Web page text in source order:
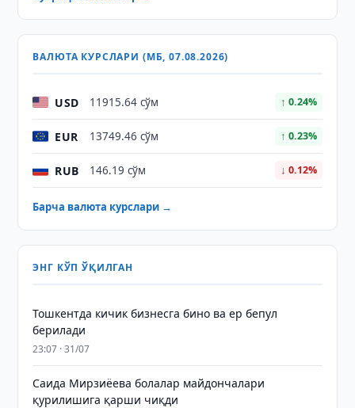
ВАЛЮТА КУРСЛАРИ (МБ, 07.08.2026)
USD 11915.64 сўм ↑ 0.24%
EUR 13749.46 сўм ↑ 0.23%
RUB 146.19 сўм ↓ 0.12%
Барча валюта курслари →
ЭНГ КЎП ЎҚИЛГАН
Тошкентда кичик бизнесга бино ва ер бепул
берилади
23:07 · 31/07
Саида Мирзиёева болалар майдончалари
қурилишига қарши чиқди